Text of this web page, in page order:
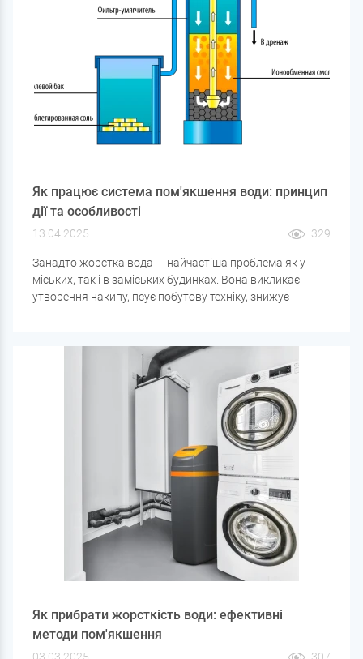
Як працює система пом'якшення води: принцип
дії та особливості
13.04.2025 329
Занадто жорстка вода — найчастіша проблема як у
міських, так і в заміських будинках. Вона викликає
утворення накипу, псує побутову техніку, знижує
пом'якшення води. У цій статті ми розповімо, як вона
працює, з чого полягає й у чому її переваги.
Як прибрати жорсткість води: ефективні
методи пом'якшення
03.03.2025 307